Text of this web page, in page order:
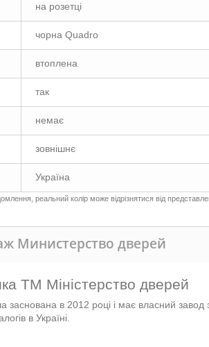
на розетці
чорна Quadro
втоплена
так
немає
зовнішнє
Україна
реальний колір може відрізнятися від
Министерство дверей
ТМ Міністерство дверей
заснована в 2012 році і має власний
в Україні.